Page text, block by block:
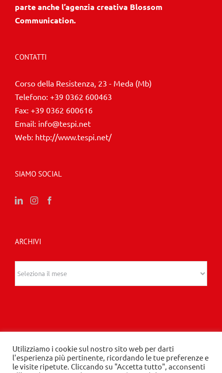
Communication.
Telefono:+39 0362 600463
Fax:+39 0362 600616
Email:info@tespi.net
Web:http://www.tespi.net/
© 2020 Edizioni Turbo by Tespi Mediagroup -
Direttore: Angelo Frigerio -Privacy Policy-Cookie
Utilizziamo i cookie sul nostro sito web per darti
l'esperienza più pertinente, ricordando le tue preferenze e
le visite ripetute. Cliccando su "Accetta tutto", acconsenti